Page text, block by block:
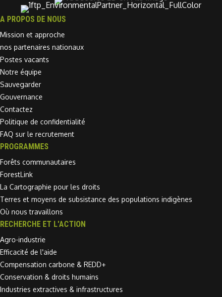
A PROPOS DE NOUS
Mission et approche
nos partenaires nationaux
Postes vacants
Notre équipe
Sauvegarder
Gouvernance
Contactez
Politique de confidentialité
FAQ sur le recrutement
PROGRAMMES
Forêts communautaires
ForestLink
La Cartographie pour les droits
Terres et moyens de subsistance des populations indigènes
Où nous travaillons
RECHERCHE ET L'ACTION
Agro-industrie
Efficacité de l'aide
Compensation carbone & REDD+
Conservation & droits humains
Industries extractives & infrastructures